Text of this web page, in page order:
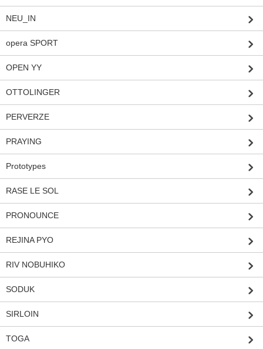
NEU_IN
opera SPORT
OPEN YY
OTTOLINGER
PERVERZE
PRAYING
Prototypes
RASE LE SOL
PRONOUNCE
REJINA PYO
RIV NOBUHIKO
SODUK
SIRLOIN
TOGA